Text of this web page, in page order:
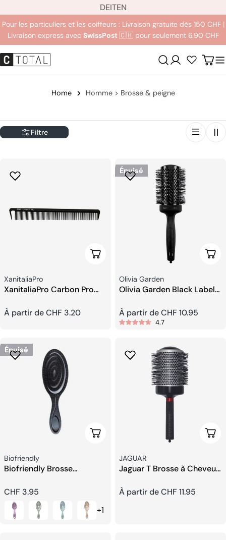
contenu
a
n
g
u
e
DE EN
IT
Pour les particuliers et les coiffeurs : Livraison gratuite dès 150 CHF |
Livraison express avec SwissPost🇨🇭 pour seulement 6.90 CHF
Se
connecter
Home Homme > Brosse & peigne
Filtre
Choisissez Les Options
Fournisseur:
XanitaliaPro
XanitaliaPro Carbon Pro
Prix
À partir de CHF 3.20
Épuisé
Fournisseur:
Olivia Garden
Olivia Garden Black Label
Prix
À partir de CHF 10.95
4.7
Épuisé
Choisissez Les Options
Fournisseur:
Biofriendly
Biofriendly Brosse
Girl
Prix
habituel
CHF 3.95
+1
Fournisseur:
JAGUAR
Jaguar T Brosse à Cheveux
Prix
À partir de CHF 11.95